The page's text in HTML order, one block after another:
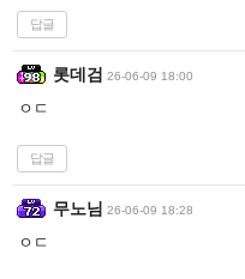
답글
롯데검 26-06-09 18:00
ㅇㄷ
답글
무노님 26-06-09 18:28
ㅇㄷ